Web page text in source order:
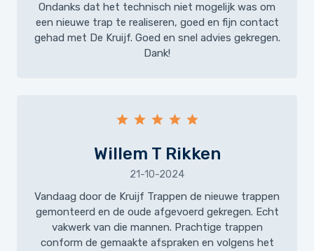
Ondanks dat het technisch niet mogelijk was om
een nieuwe trap te realiseren, goed en fijn contact
gehad met De Kruijf. Goed en snel advies gekregen.
Dank!
Willem T Rikken
21-10-2024
Vandaag door de Kruijf Trappen de nieuwe trappen
gemonteerd en de oude afgevoerd gekregen. Echt
vakwerk van die mannen. Prachtige trappen
conform de gemaakte afspraken en volgens het